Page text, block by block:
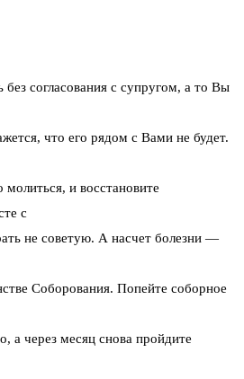
без согласования с супругом, а то Вы
что его рядом с Вами не будет.
молиться, и восстановите
с
не советую. А насчет болезни —
Соборования. Попейте соборное
а через месяц снова пройдите